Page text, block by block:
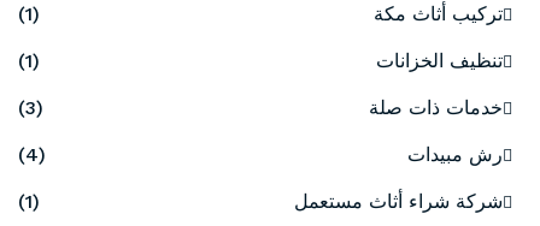
تركيب أثاث مكة (1)
تنظيف الخزانات (1)
خدمات ذات صلة (3)
رش مبيدات (4)
شركة شراء أثاث مستعمل (1)